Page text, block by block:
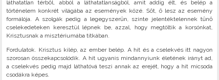
láthatatlan térből, abból a láthatatlanságból, amit addig élt, és belép a
történelem konkrét világába az események közé. Sőt, ő lesz az esemény
formálója. A szolgák pedig a legegyszerűn, szinte jelentéktelennek tűnő
cselekedeteken keresztül lépnek be, azzal, hogy megtöltik a korsónkat,
Krisztusnak a misztériumába titkában.
Fordulatok. Krisztus kilép, az ember belép. A hit és a cselekvés itt nagyon
szorosan összekapcsolódik. A hit ugyanis mindannyiunk életének irányt ad,
a cselekvés pedig majd láthatóvá teszi annak az erejét, hogy a hit micsoda
csodákra képes.